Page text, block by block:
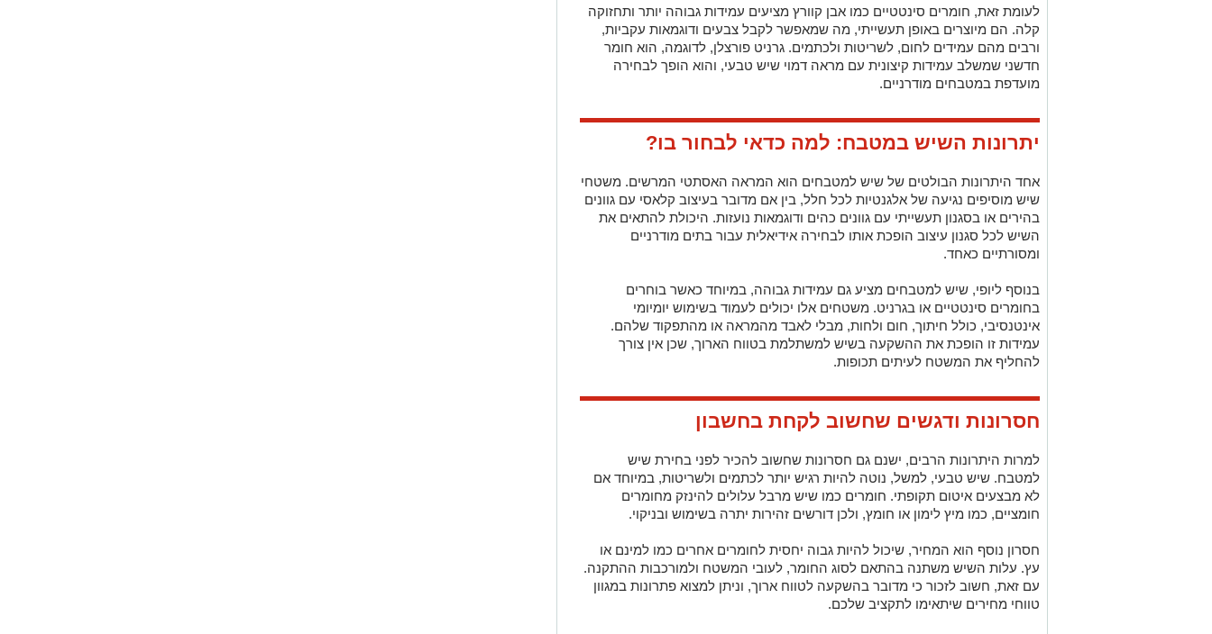
לעומת זאת, חומרים סינטטיים כמו אבן קוורץ מציעים עמידות גבוהה יותר ותחזוקה
קלה. הם מיוצרים באופן תעשייתי, מה שמאפשר לקבל צבעים ודוגמאות עקביות,
ורבים מהם עמידים לחום, לשריטות ולכתמים. גרניט פורצלן, לדוגמה, הוא חומר
חדשני שמשלב עמידות קיצונית עם מראה דמוי שיש טבעי, והוא הופך לבחירה
מועדפת במטבחים מודרניים.
יתרונות השיש במטבח: למה כדאי לבחור בו?
אחד היתרונות הבולטים של שיש למטבחים הוא המראה האסתטי המרשים. משטחי
שיש מוסיפים נגיעה של אלגנטיות לכל חלל, בין אם מדובר בעיצוב קלאסי עם גוונים
בהירים או בסגנון תעשייתי עם גוונים כהים ודוגמאות נועזות. היכולת להתאים את
השיש לכל סגנון עיצוב הופכת אותו לבחירה אידיאלית עבור בתים מודרניים
ומסורתיים כאחד.
בנוסף ליופי, שיש למטבחים מציע גם עמידות גבוהה, במיוחד כאשר בוחרים
בחומרים סינטטיים או בגרניט. משטחים אלו יכולים לעמוד בשימוש יומיומי
אינטנסיבי, כולל חיתוך, חום ולחות, מבלי לאבד מהמראה או מהתפקוד שלהם.
עמידות זו הופכת את ההשקעה בשיש למשתלמת בטווח הארוך, שכן אין צורך
להחליף את המשטח לעיתים תכופות.
חסרונות ודגשים שחשוב לקחת בחשבון
למרות היתרונות הרבים, ישנם גם חסרונות שחשוב להכיר לפני בחירת שיש
למטבח. שיש טבעי, למשל, נוטה להיות רגיש יותר לכתמים ולשריטות, במיוחד אם
לא מבצעים איטום תקופתי. חומרים כמו שיש מרבל עלולים להינזק מחומרים
חומציים, כמו מיץ לימון או חומץ, ולכן דורשים זהירות יתרה בשימוש ובניקוי.
חסרון נוסף הוא המחיר, שיכול להיות גבוה יחסית לחומרים אחרים כמו למינם או
עץ. עלות השיש משתנה בהתאם לסוג החומר, לעובי המשטח ולמורכבות ההתקנה.
עם זאת, חשוב לזכור כי מדובר בהשקעה לטווח ארוך, וניתן למצוא פתרונות במגוון
טווחי מחירים שיתאימו לתקציב שלכם.